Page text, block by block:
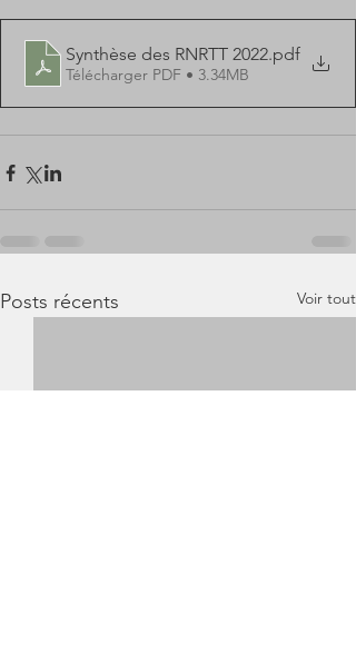
Synthèse des RNRTT 2022.pdf
Télécharger PDF • 3.34MB
Posts récents Voir tout